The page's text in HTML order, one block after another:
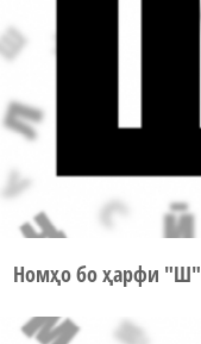
Номҳо бо ҳарфи "Ш"